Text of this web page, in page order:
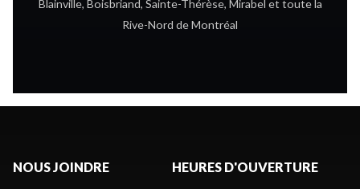
Blainville, Boisbriand, Sainte-Thérèse, Mirabel et toute la
Rive-Nord de Montréal
NOUS JOINDRE HEURES D'OUVERTURE